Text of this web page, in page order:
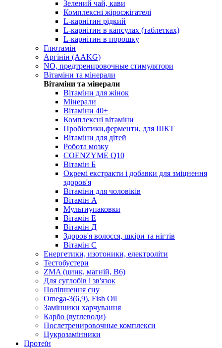
Зелений чай, кави
Комплексні жіросжігателі
L-карнітин рідкий
L-карнітин в капсулах (таблетках)
L-карнітин в порошку
Глютамін
Аргінін (AAKG)
NO, предтренировочные стимулятори
Вітаміни та мінерали
Вітаміни та мінерали
Вітаміни для жінок
Мінерали
Вітаміни 40+
Комплексні вітаміни
Пробіотики,ферменти, для ШКТ
Вітаміни для дітей
Робота мозку
COENZYME Q10
Вітамін Б
Окремі екстракти і добавки для зміцнення
здоров'я
Вітаміни для чоловіків
Вітамін А
Мультиупаковки
Вітамін Е
Вітамін Д
Здоров'я волосся, шкіри та нігтів
Вітамін С
Енергетики, изотоники, електроліти
Тестобустери
ZMA (цинк, магній, В6)
Для суглобів і зв'язок
Поліпшення сну
Omega-3(6,9), Fish Oil
Замінники харчування
Карбо (вуглеводи)
Послетренировочные комплекси
Цукрозамінники
Протеїн